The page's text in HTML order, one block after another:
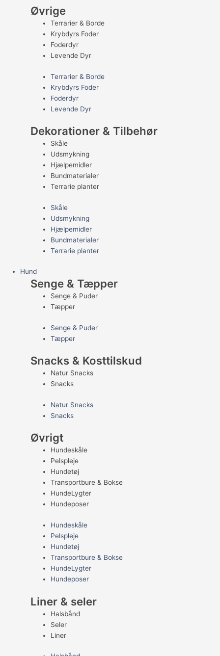
Øvrige
Terrarier & Borde
Krybdyrs Foder
Foderdyr
Levende Dyr
Terrarier & Borde
Krybdyrs Foder
Foderdyr
Levende Dyr
Dekorationer & Tilbehør
Skåle
Udsmykning
Hjælpemidler
Bundmaterialer
Terrarie planter
Skåle
Udsmykning
Hjælpemidler
Bundmaterialer
Terrarie planter
Hund
Senge & Tæpper
Senge & Puder
Tæpper
Senge & Puder
Tæpper
Snacks & Kosttilskud
Natur Snacks
Snacks
Natur Snacks
Snacks
Øvrigt
Hundeskåle
Pelspleje
Hundetøj
Transportbure & Bokse
HundeLygter
Hundeposer
Hundeskåle
Pelspleje
Hundetøj
Transportbure & Bokse
HundeLygter
Hundeposer
Liner & seler
Halsbånd
Seler
Liner